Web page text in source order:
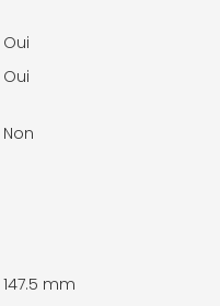
Oui
Oui
Non
147.5 mm